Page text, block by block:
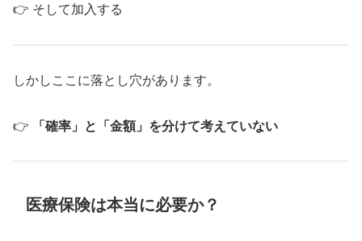
👉 そして加入する
しかしここに落とし穴があります。
👉 「確率」と「金額」を分けて考えていない
医療保険は本当に必要か？